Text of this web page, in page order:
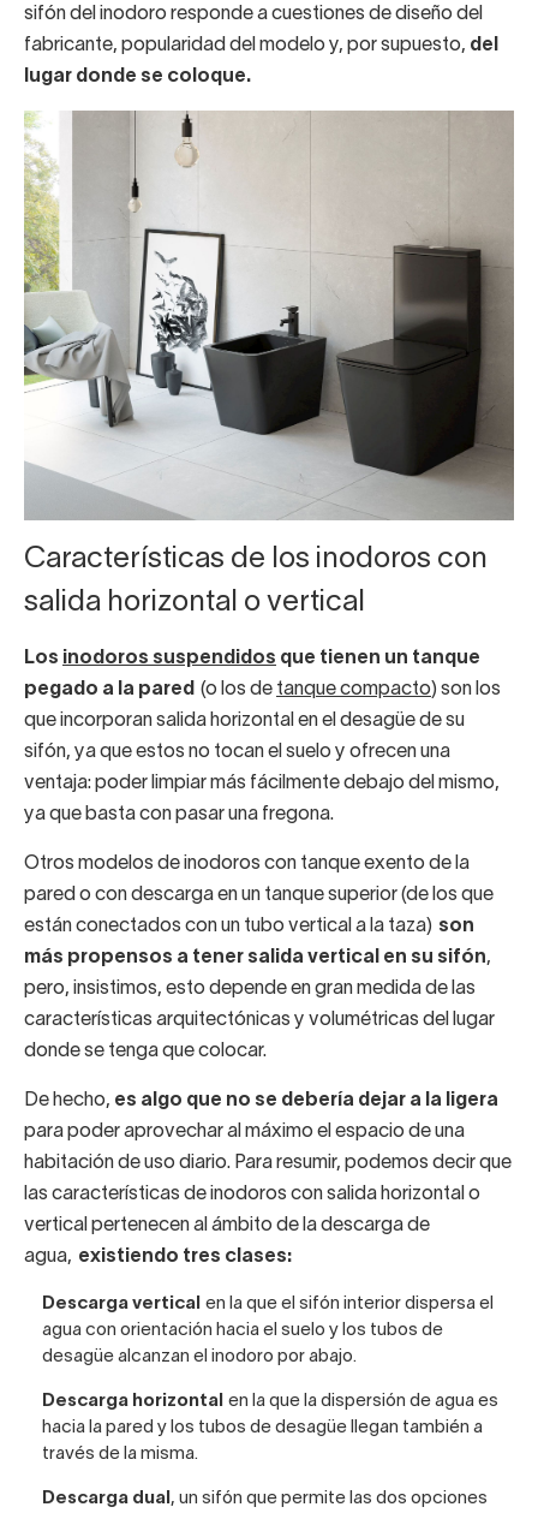
sifón del inodoro responde a cuestiones de diseño del
fabricante, popularidad del modelo y, por supuesto, del
lugar donde se coloque.
Características de los inodoros con
salida horizontal o vertical
Los inodoros suspendidos que tienen un tanque
pegado a la pared (o los de tanque compacto ) son los
que incorporan salida horizontal en el desagüe de su
sifón, ya que estos no tocan el suelo y ofrecen una
ventaja: poder limpiar más fácilmente debajo del mismo,
ya que basta con pasar una fregona.
Otros modelos de inodoros con tanque exento de la
pared o con descarga en un tanque superior (de los que
están conectados con un tubo vertical a la taza) son
más propensos a tener salida vertical en su sifón,
pero, insistimos, esto depende en gran medida de las
características arquitectónicas y volumétricas del lugar
donde se tenga que colocar.
De hecho, es algo que no se debería dejar a la ligera
para poder aprovechar al máximo el espacio de una
habitación de uso diario. Para resumir, podemos decir que
las características de inodoros con salida horizontal o
vertical pertenecen al ámbito de la descarga de
agua, existiendo tres clases:
Descarga vertical en la que el sifón interior dispersa el
agua con orientación hacia el suelo y los tubos de
desagüe alcanzan el inodoro por abajo.
Descarga horizontal en la que la dispersión de agua es
hacia la pared y los tubos de desagüe llegan también a
través de la misma.
Descarga dual , un sifón que permite las dos opciones